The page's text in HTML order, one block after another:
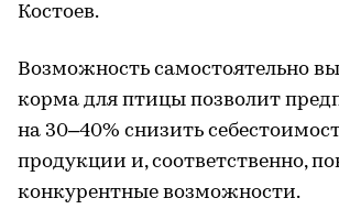
Костоев.
Возможность самостоятельно
корма для птицы позволит
на 30–40% снизить
продукции и, соответственно,
конкурентные возможности.